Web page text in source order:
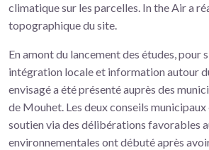
climatique sur les parcelles. In the Air a
topographique du site.
En amont du lancement des études, pour
intégration locale et information autour
envisagé a été présenté auprès des
de Mouhet. Les deux conseils
soutien via des délibérations favorables
environnementales ont débuté après